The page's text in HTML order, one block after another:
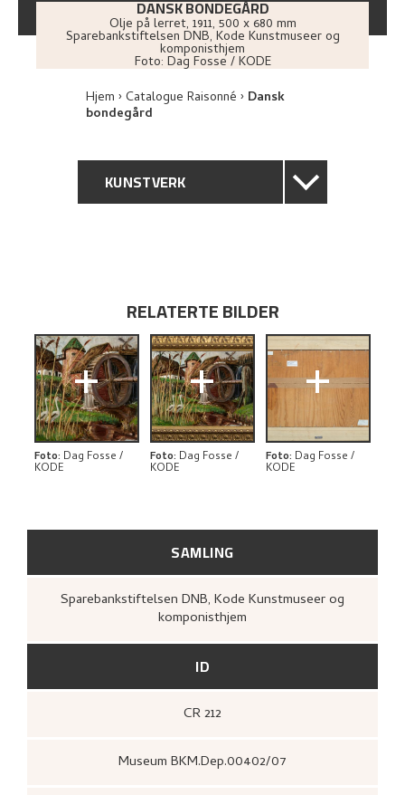
DANSK BONDEGÅRD
Olje på lerret, 1911, 500 x 680 mm
Sparebankstiftelsen DNB, Kode Kunstmuseer og
komponisthjem
Foto: Dag Fosse / KODE
Hjem Catalogue Raisonné Dansk
bondegård
KUNSTVERK
PROVENIENS
UTSTILLINGSHISTORIE
BIBLIOGRAFI
RELATERTE KUNSTVERK
SAMLING
Sparebankstiftelsen DNB, Kode Kunstmuseer og
komponisthjem
ID
CR 212
Museum BKM.Dep.00402/07
RELATERTE BILDER
+
Foto: Dag Fosse /
KODE
+
Foto: Dag Fosse /
KODE
+
Foto: Dag Fosse /
KODE